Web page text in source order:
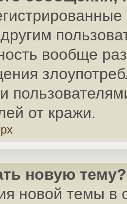
вообще
от кражи.
новую тему?
новой темы в